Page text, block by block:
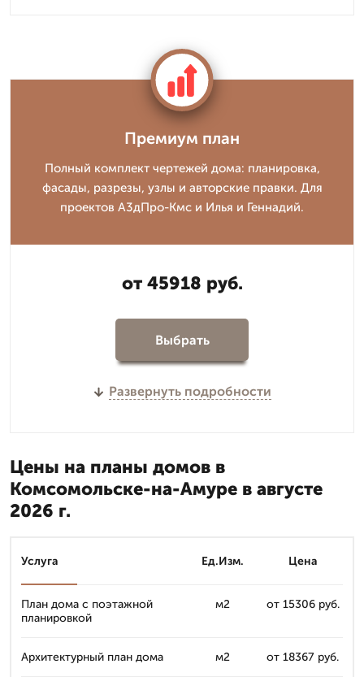
Премиум план
Полный комплект чертежей дома: планировка,
фасады, разрезы, узлы и авторские правки. Для
проектов А3дПро-Кмс и Илья и Геннадий.
от 45918 руб.
Выбрать
Развернуть подробности
Цены на планы домов в
Комсомольске-на-Амуре в августе
2026 г.
Услуга Ед.Изм. Цена
План дома с поэтажной
планировкой
м2 от 15306 руб.
Архитектурный план дома м2 от 18367 руб.